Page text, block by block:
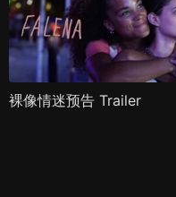
裸像情迷预告 Trailer